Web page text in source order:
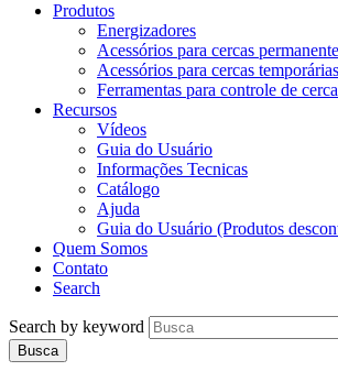
Produtos
Energizadores
Acessórios para cercas
Acessórios para cercas
Ferramentas para controle de cerca
Recursos
Vídeos
Guia do Usuário
Informações Tecnicas
Catálogo
Ajuda
Guia do Usuário (Produtos
Quem Somos
Contato
Search
Search by keyword